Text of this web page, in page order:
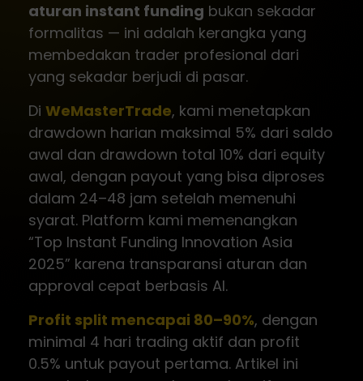
aturan instant funding bukan sekadar
formalitas — ini adalah kerangka yang
membedakan trader profesional dari
yang sekadar berjudi di pasar.
Di WeMasterTrade, kami menetapkan
drawdown harian maksimal 5% dari saldo
awal dan drawdown total 10% dari equity
awal, dengan payout yang bisa diproses
dalam 24–48 jam setelah memenuhi
syarat. Platform kami memenangkan
“Top Instant Funding Innovation Asia
2025” karena transparansi aturan dan
approval cepat berbasis AI.
Profit split mencapai 80–90%, dengan
minimal 4 hari trading aktif dan profit
0.5% untuk payout pertama. Artikel ini